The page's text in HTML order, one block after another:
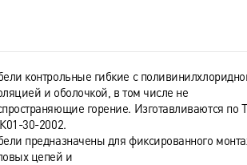
контрольные гибкие с
и оболочкой, в том числе не
горение. Изготавливаются по
30-2002.
предназначены для фиксированного
цепей и